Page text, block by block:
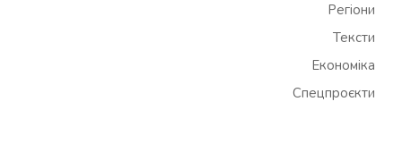
Регіони
Тексти
Економіка
Спецпроєкти